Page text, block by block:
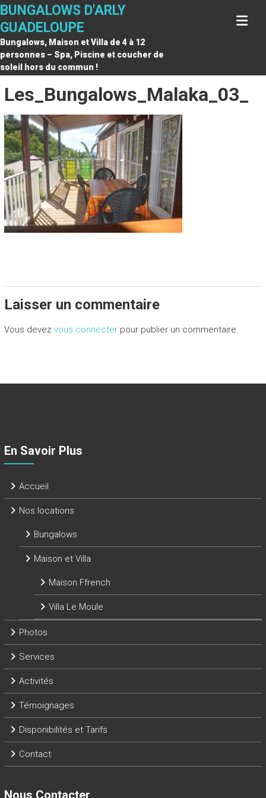
Skip
content
BUNGALOWS D'ARLY
GUADELOUPE
Bungalows, Maison et Villa de 4 à 12
personnes – Spa, Piscine et coucher de
soleil hors du commun !
Les_Bungalows_Malaka_03_
Laisser un commentaire
Vous devez vous connecterpour publier un commentaire.
En Savoir Plus
Accueil
Nos locations
Bungalows
Maison et Villa
Maison Ffrench
Villa Le Moule
Photos
Services
Activités
Témoignages
Disponibilités et Tarifs
Contact
Nous Contacter